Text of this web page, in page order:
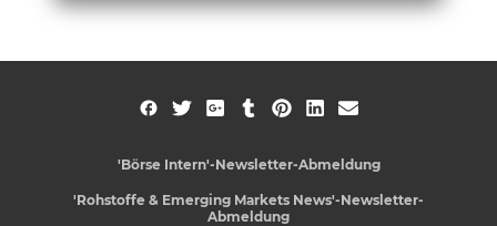
'Börse Intern'-Newsletter-Abmeldung
'Rohstoffe & Emerging Markets News'-Newsletter-
Abmeldung